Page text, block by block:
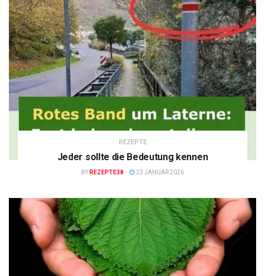
REZEPTE
Jeder sollte die Bedeutung kennen
BY REZEPTE38 23 JANUAR 2026